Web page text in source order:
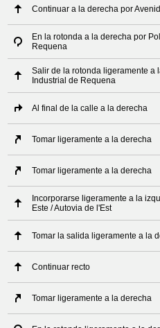
Continuar a la derecha por
En la rotonda a la derecha por
Requena
Salir de la rotonda ligeramente a
Industrial de Requena
Al final de la calle a la derecha
Tomar ligeramente a la derecha
Tomar ligeramente a la derecha
Incorporarse ligeramente a la
Este / Autovia de l'Est
Tomar la salida ligeramente a la
Continuar recto
Tomar ligeramente a la derecha